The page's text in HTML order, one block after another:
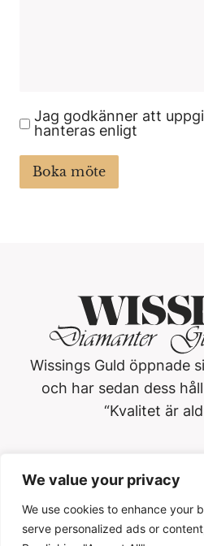
We value your privacy
We use cookies to enhance your
serve personalized ads or
Jag godkänner att
hanteras enligt
Boka möte
Wissings Guld öppnade
och har sedan dess
“Kvalitet är
Köpmangatan 3,
021-13